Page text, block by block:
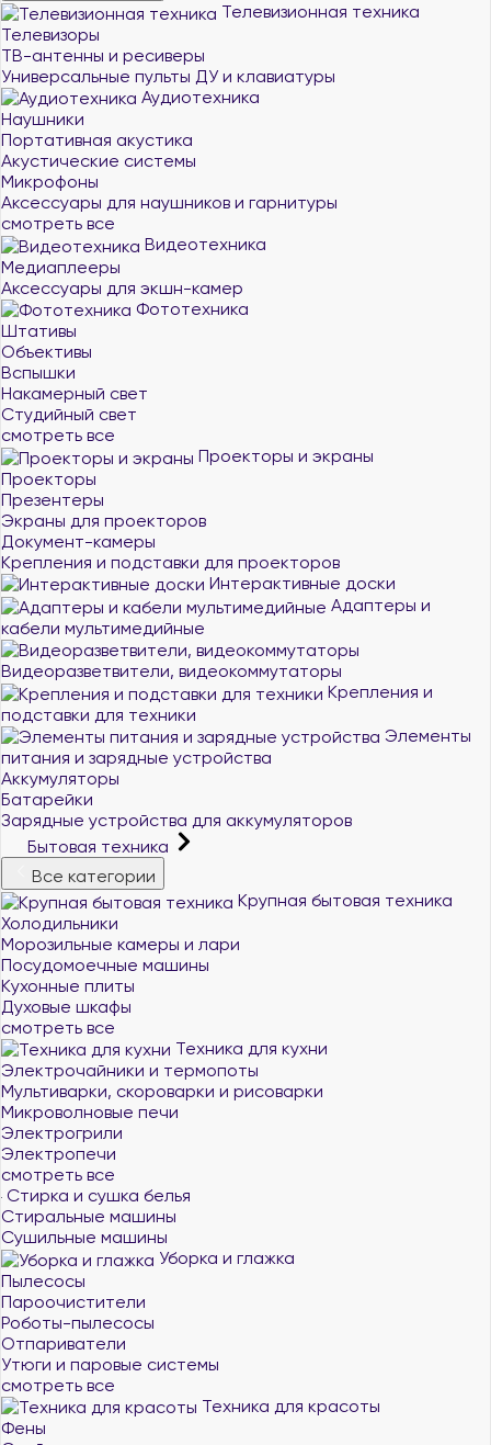
Телевизионная техника
Телевизоры
ТВ-антенны и ресиверы
Универсальные пульты ДУ и клавиатуры
Аудиотехника
Наушники
Портативная акустика
Акустические системы
Микрофоны
Аксессуары для наушников и гарнитуры
смотреть все
Видеотехника
Медиаплееры
Аксессуары для экшн-камер
Фототехника
Штативы
Объективы
Вспышки
Накамерный свет
Студийный свет
смотреть все
Проекторы и экраны
Проекторы
Презентеры
Экраны для проекторов
Документ-камеры
Крепления и подставки для проекторов
Интерактивные доски
Адаптеры и
кабели мультимедийные
Видеоразветвители, видеокоммутаторы
Крепления и
подставки для техники
Элементы
питания и зарядные устройства
Аккумуляторы
Батарейки
Зарядные устройства для аккумуляторов
Бытовая техника
Все категории
Крупная бытовая техника
Холодильники
Морозильные камеры и лари
Посудомоечные машины
Кухонные плиты
Духовые шкафы
смотреть все
Техника для кухни
Электрочайники и термопоты
Мультиварки, скороварки и рисоварки
Микроволновые печи
Электрогрили
Электропечи
смотреть все
Стирка и сушка белья
Стиральные машины
Сушильные машины
Уборка и глажка
Пылесосы
Пароочистители
Роботы-пылесосы
Отпариватели
Утюги и паровые системы
смотреть все
Техника для красоты
Фены